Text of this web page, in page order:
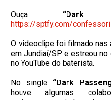
Ouça “Dark
https://sptfy.com/
O videoclipe foi filmado nas
em Jundiaí/SP e estreou no
no YouTube do baterista.
No single “Dark
houve algumas